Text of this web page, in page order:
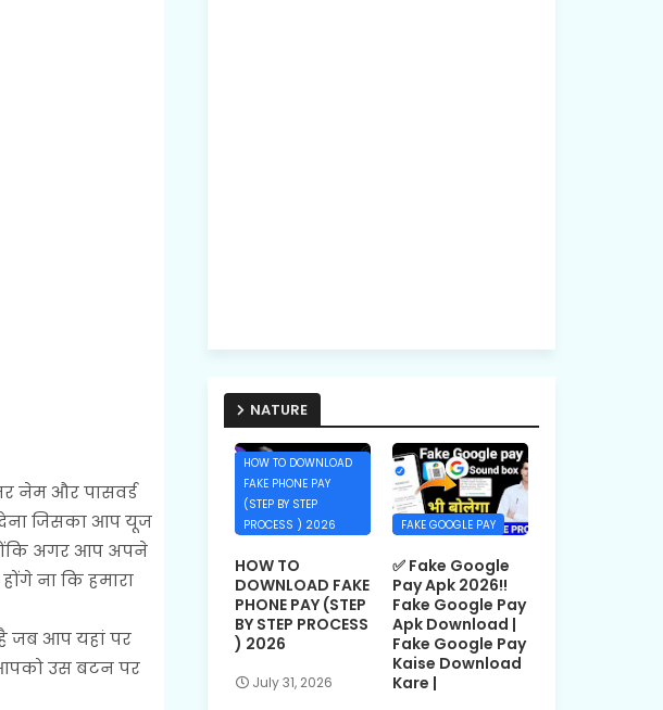
नेम और पासवर्ड
देना जिसका आप यूज
अगर आप अपने
ना कि हमारा
जब आप यहां पर
उस बटन पर
NATURE
HOW TO DOWNLOAD
FAKE PHONE PAY
(STEP BY STEP
PROCESS ) 2026
HOW TO
DOWNLOAD FAKE
PHONE PAY (STEP
BY STEP PROCESS
) 2026
July 31, 2026
FAKE GOOGLE PAY
✅ Fake Google
Pay Apk 2026!!
Fake Google Pay
Apk Download |
Fake Google Pay
Kaise Download
Kare |